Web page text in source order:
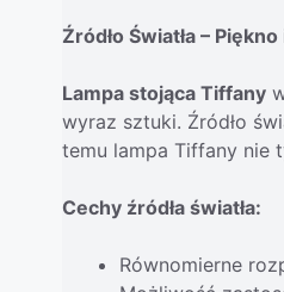
Źródło Światła –
Lampa stojąca Tiffany
wyraz sztuki. Źródło
temu lampa Tiffany nie
Cechy źródła światła:
Równomierne